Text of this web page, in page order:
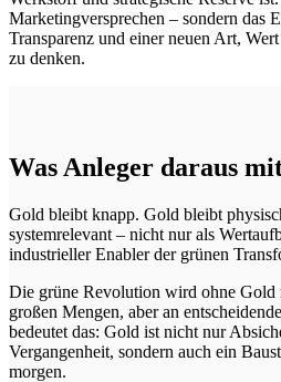
Marketingversprechen – sondern das
Transparenz und einer neuen Art,
zu denken.
Was Anleger daraus
Gold bleibt knapp. Gold bleibt
systemrelevant – nicht nur als
industrieller Enabler der grünen
Die grüne Revolution wird ohne
großen Mengen, aber an
bedeutet das: Gold ist nicht nur
Vergangenheit, sondern auch ein
morgen.